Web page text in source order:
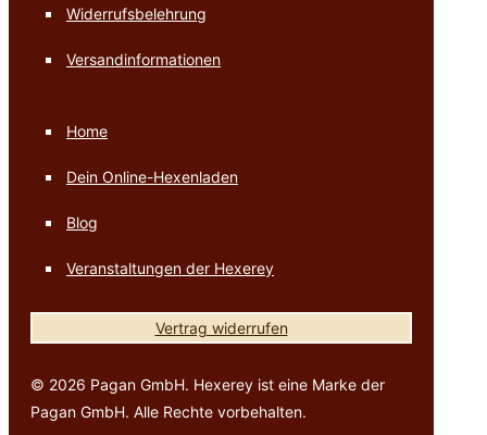
Widerrufsbelehrung
Versandinformationen
Home
Dein Online-Hexenladen
Blog
Veranstaltungen der Hexerey
Vertrag widerrufen
© 2026 Pagan GmbH. Hexerey ist eine Marke der
Pagan GmbH. Alle Rechte vorbehalten.